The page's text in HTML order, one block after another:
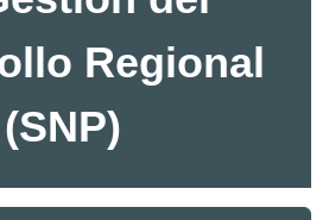
Regional
(SNP)